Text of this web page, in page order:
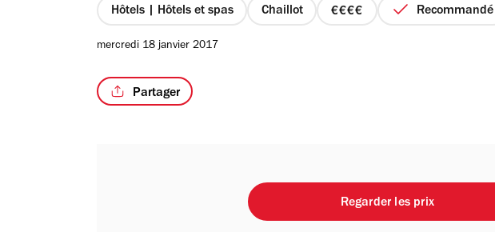
étoiles
Hôtels | Hôtels et spas Chaillot
prix
Recommandé
mercredi 18 janvier 2017
Partager
Regarder les prix